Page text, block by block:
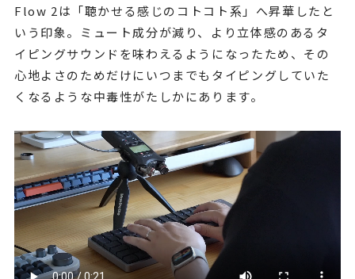
Flow 2は「聴かせる感じのコトコト系」へ昇華したと
いう印象。ミュート成分が減り、より立体感のあるタ
イピングサウンドを味わえるようになったため、その
心地よさのためだけにいつまでもタイピングしていた
くなるような中毒性がたしかにあります。